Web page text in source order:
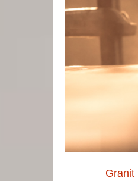
Granit